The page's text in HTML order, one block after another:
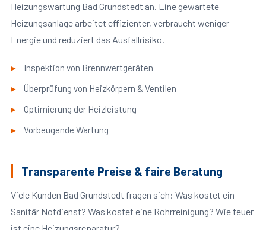
Heizungswartung Bad Grundstedt an. Eine gewartete
Heizungsanlage arbeitet effizienter, verbraucht weniger
Energie und reduziert das Ausfallrisiko.
Inspektion von Brennwertgeräten
Überprüfung von Heizkörpern & Ventilen
Optimierung der Heizleistung
Vorbeugende Wartung
Transparente Preise & faire Beratung
Viele Kunden Bad Grundstedt fragen sich: Was kostet ein
Sanitär Notdienst? Was kostet eine Rohrreinigung? Wie teuer